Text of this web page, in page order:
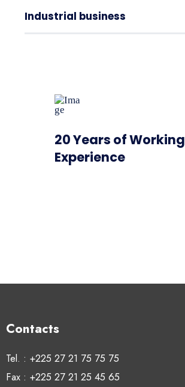
Industrial business
20 Years of Working
Experience
Contacts
Tel. : +225 27 21 75 75 75
Fax : +225 27 21 25 45 65